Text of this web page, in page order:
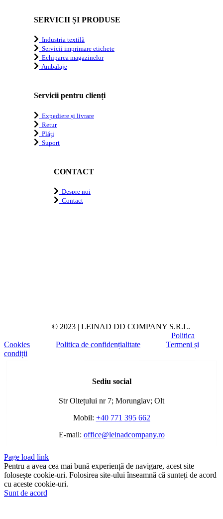
SERVICII ȘI PRODUSE
Industria textilă
Servicii imprimare etichete
Echiparea magazinelor
Ambalaje
Servicii pentru clienți
Expediere și livrare
Retur
Plăți
Suport
CONTACT
Despre noi
Contact
© 2023 | LEINAD DD COMPANY S.R.L.
Politica
Cookies
Politica de confidențialitate
Termeni și
condiții
Sediu social
Str Oltețului nr 7; Morunglav; Olt
Mobil: +40 771 395 662
E-mail: office@leinadcompany.ro
Page load link
Pentru a avea cea mai bună experiență de navigare, acest site
folosește cookie-uri. Folosirea site-ului înseamnă că sunteți de acord
cu aceste cookie-uri.
Sunt de acord